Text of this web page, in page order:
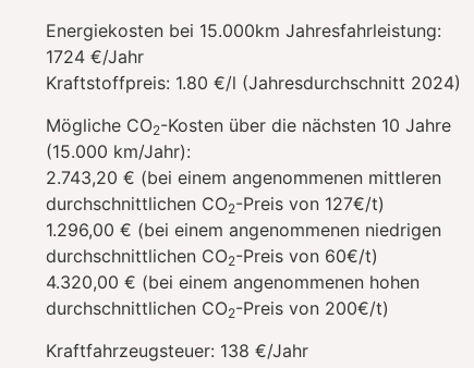
Energiekosten bei 15.000km Jahresfahrleistung:
1724 €/Jahr
Kraftstoffpreis: 1.80 €/l (Jahresdurchschnitt 2024)
Mögliche CO2-Kosten über die nächsten 10 Jahre
(15.000 km/Jahr):
2.743,20 € (bei einem angenommenen mittleren
durchschnittlichen CO2-Preis von 127€/t)
1.296,00 € (bei einem angenommenen niedrigen
durchschnittlichen CO2-Preis von 60€/t)
4.320,00 € (bei einem angenommenen hohen
durchschnittlichen CO2-Preis von 200€/t)
Kraftfahrzeugsteuer: 138 €/Jahr